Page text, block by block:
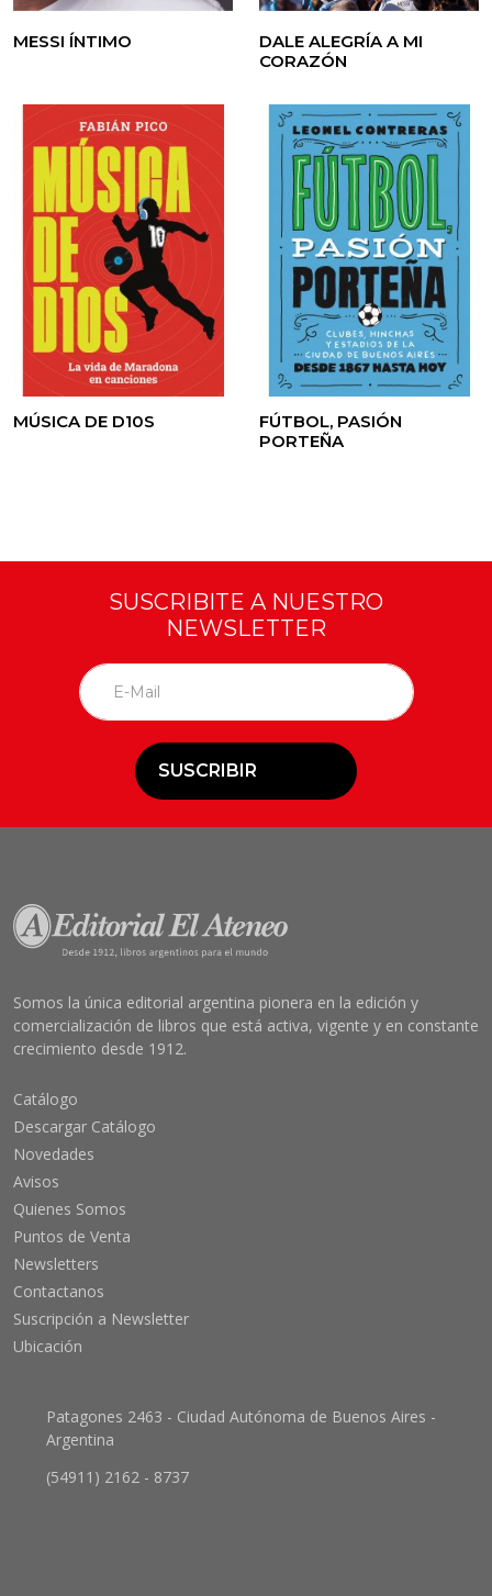
MESSI ÍNTIMO
DALE ALEGRÍA A MI
CORAZÓN
MÚSICA DE D10S
FÚTBOL, PASIÓN
PORTEÑA
SUSCRIBITE A NUESTRO
NEWSLETTER
SUSCRIBIR
Somos la única editorial argentina pionera en la edición y
comercialización de libros que está activa, vigente y en constante
crecimiento desde 1912.
Catálogo
Descargar Catálogo
Novedades
Avisos
Quienes Somos
Puntos de Venta
Newsletters
Contactanos
Suscripción a Newsletter
Ubicación
Patagones 2463 - Ciudad Autónoma de Buenos Aires -
Argentina
(54911) 2162 - 8737